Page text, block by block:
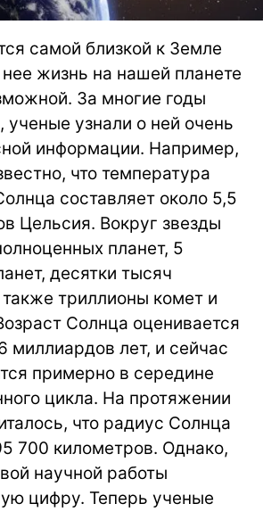
самой близкой к Земле
нее жизнь на нашей планете
За многие годы
ученые узнали о ней очень
информации. Например,
что температура
составляет около 5,5
Цельсия. Вокруг звезды
планет, 5
десятки тысяч
триллионы комет и
Солнца оценивается
миллиардов лет, и сейчас
примерно в середине
цикла. На протяжении
что радиус Солнца
700 километров. Однако,
научной работы
цифру. Теперь ученые